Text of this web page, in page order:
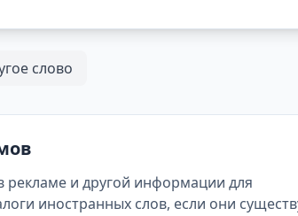
слово
и другой информации для
иностранных слов, если они